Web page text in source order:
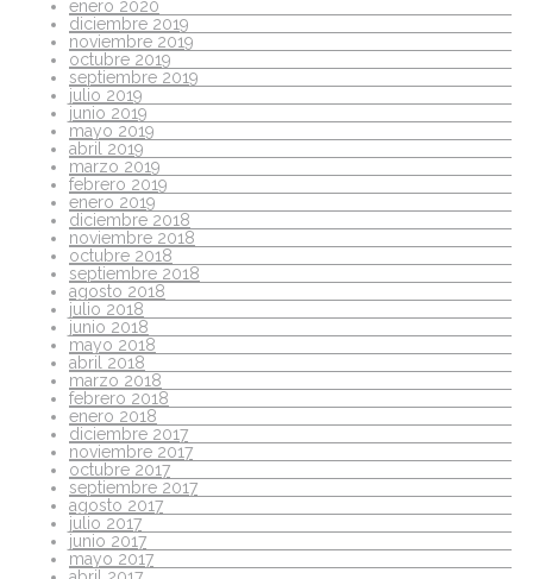
enero 2020
diciembre 2019
noviembre 2019
octubre 2019
septiembre 2019
julio 2019
junio 2019
mayo 2019
abril 2019
marzo 2019
febrero 2019
enero 2019
diciembre 2018
noviembre 2018
octubre 2018
septiembre 2018
agosto 2018
julio 2018
junio 2018
mayo 2018
abril 2018
marzo 2018
febrero 2018
enero 2018
diciembre 2017
noviembre 2017
octubre 2017
septiembre 2017
agosto 2017
julio 2017
junio 2017
mayo 2017